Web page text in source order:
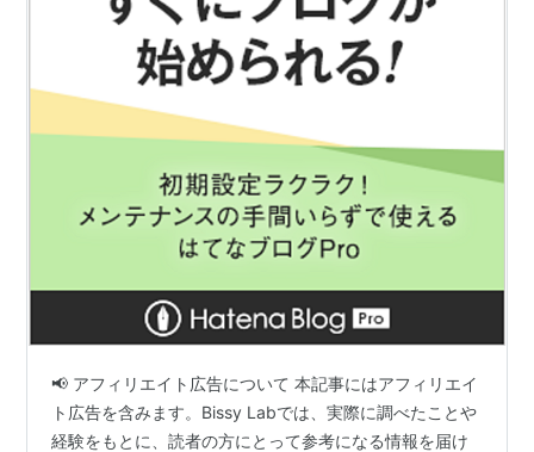
ブログの文中にキーワードがあると自動でリンクさ
れますが、この機能をオフに設定可能。
無料プランの簡易アクセス解析に加え、はてなカウ
ンターを利用した詳細なアクセス解析機能が利用で
きる。
はてなブログを共同で編集・管理できる。
はてなフォトライフプラス
はてなフォトライフプラスの全機能を利用可能。
📢 アフィリエイト広告について 本記事にはアフィリエイ
ト広告を含みます。Bissy Labでは、実際に調べたことや
経験をもとに、読者の方にとって参考になる情報を届け